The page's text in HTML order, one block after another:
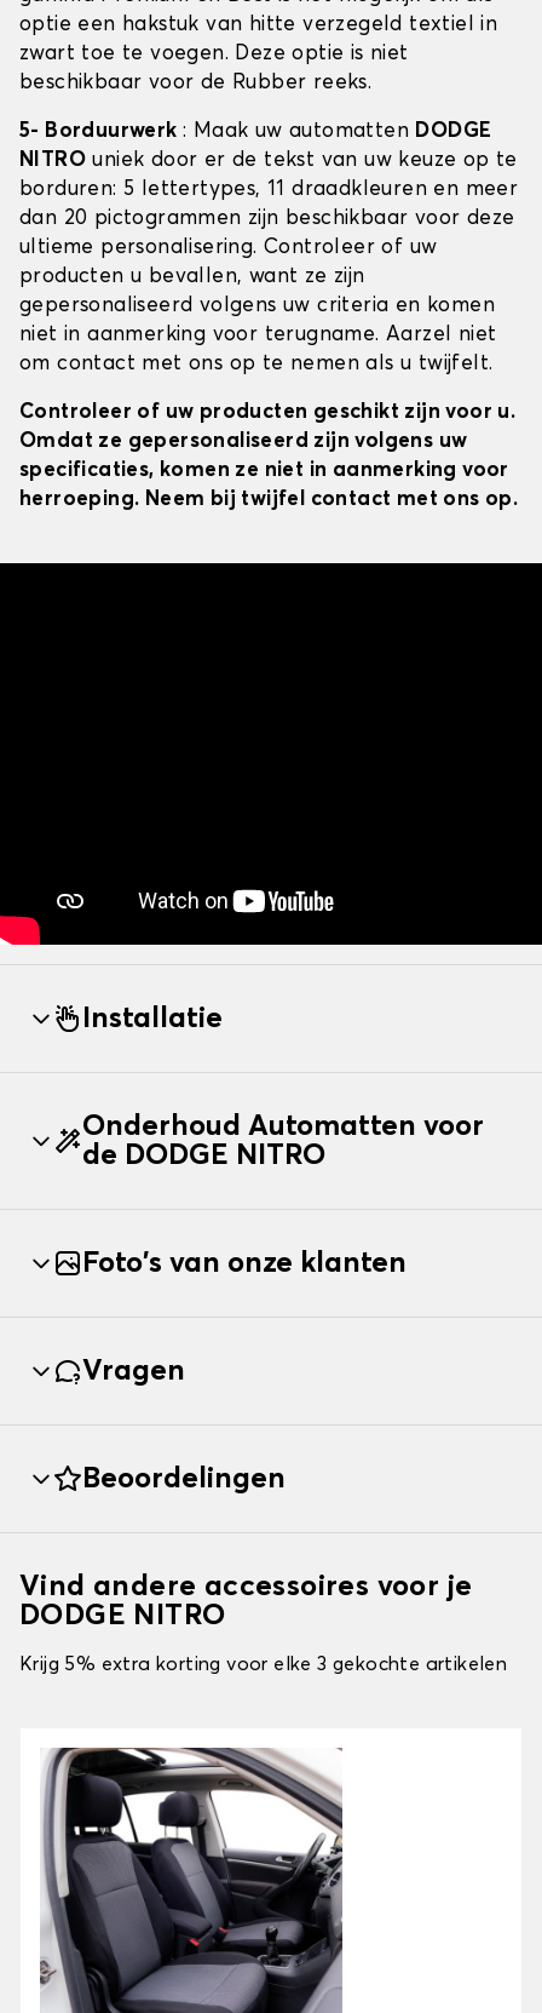
optie een hakstuk van hitte verzegeld textiel in
zwart toe te voegen. Deze optie is niet
beschikbaar voor de Rubber reeks.
5- Borduurwerk : Maak uw automatten DODGE
NITRO uniek door er de tekst van uw keuze op te
borduren: 5 lettertypes, 11 draadkleuren en meer
dan 20 pictogrammen zijn beschikbaar voor deze
ultieme personalisering. Controleer of uw
producten u bevallen, want ze zijn
gepersonaliseerd volgens uw criteria en komen
niet in aanmerking voor terugname. Aarzel niet
om contact met ons op te nemen als u twijfelt.
Controleer of uw producten geschikt zijn voor u.
Omdat ze gepersonaliseerd zijn volgens uw
specificaties, komen ze niet in aanmerking voor
herroeping. Neem bij twijfel contact met ons op.
Installatie
Onderhoud Automatten voor
de DODGE NITRO
Foto's van onze klanten
Vragen
Beoordelingen
Vind andere accessoires voor je
DODGE NITRO
Krijg 5% extra korting voor elke 3 gekochte artikelen